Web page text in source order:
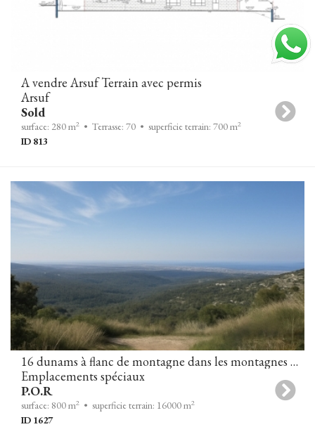
A vendre Arsuf Terrain avec permis
Arsuf
Sold
surface: 280 m2 • Terrasse: 70 • superficie terrain: 700 m2
ID 813
16 dunams à flanc de montagne dans les montagnes de Jérusalem
Emplacements spéciaux
P.O.R
surface: 800 m2 • superficie terrain: 16000 m2
ID 1627